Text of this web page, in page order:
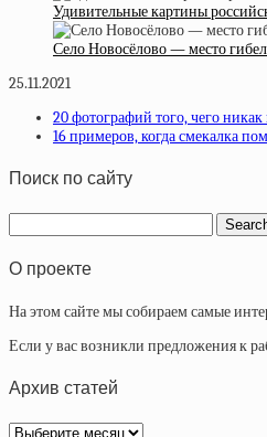
Удивительные картины
Село Новосёлово — место
25.11.2021
20 фотографий того, чего
16 примеров, когда смекалка
Поиск по сайту
О проекте
На этом сайте мы собираем самые
Если у вас возникли предложения к
Архив статей
Архив